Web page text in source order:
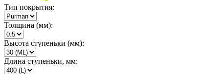
Тип покрытия:
Толщина (мм):
Высота ступеньки (мм):
Длина ступеньки, мм: